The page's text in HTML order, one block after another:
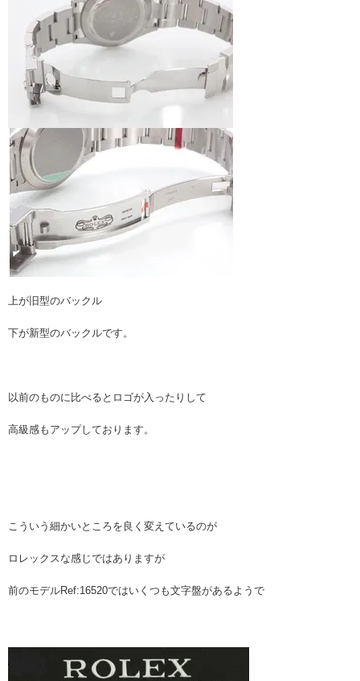
上が旧型のバックル
下が新型のバックルです。
以前のものに比べるとロゴが入ったりして
高級感もアップしております。
こういう細かいところを良く変えているのが
ロレックスな感じではありますが
前のモデルRef:16520ではいくつも文字盤があるようで